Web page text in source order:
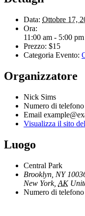
Data: Ottobre 17,
Ora:
11:00 am - 5:00 pm
Prezzo: $15
Categoria Evento:
Organizzatore
Nick Sims
Numero di telefono
Email
Visualizza il sito
Luogo
Central Park
Brooklyn, NY
New York, AK
Numero di telefono